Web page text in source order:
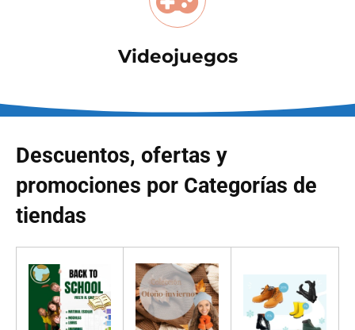
Videojuegos
Descuentos, ofertas y
promociones por Categorías de
tiendas